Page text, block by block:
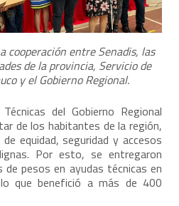
cooperación entre Senadis, las
de la provincia, Servicio de
y el Gobierno Regional.
del Gobierno Regional
de los habitantes de la región,
equidad, seguridad y accesos
Por esto, se entregaron
de pesos en ayudas técnicas en
que benefició a más de 400